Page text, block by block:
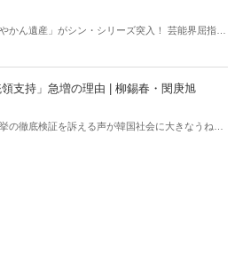
かん遺産」がシン・シリーズ突入！ 芸能界屈指の
支持」急増の理由 | 柳錫春・閔庚旭
の徹底検証を訴える声が韓国社会に大きなうねり